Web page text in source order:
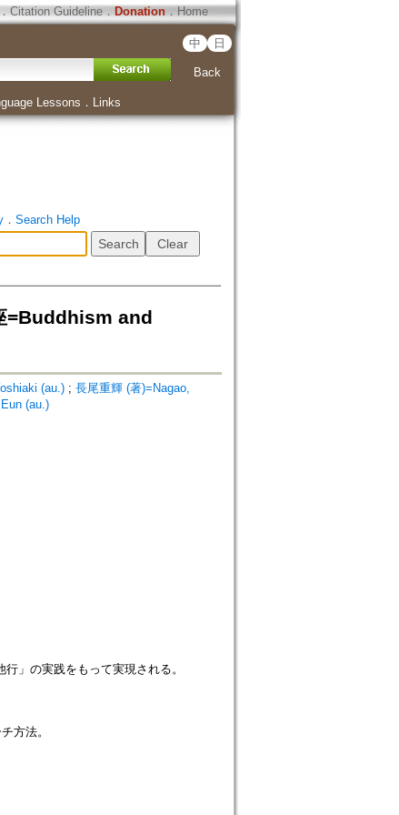
Citation Guideline． Donation．Home
中 日
Back
Lessons ． Links
． Search Help
=Buddhism and
(au.); 長尾重輝 (著)=Nagao,
(au.)
」の実践をもって実現される。
方法。